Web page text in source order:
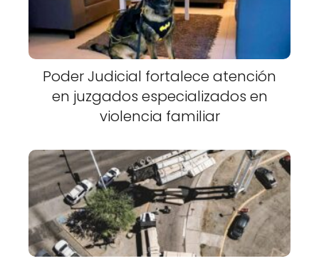
Poder Judicial fortalece atención
en juzgados especializados en
violencia familiar